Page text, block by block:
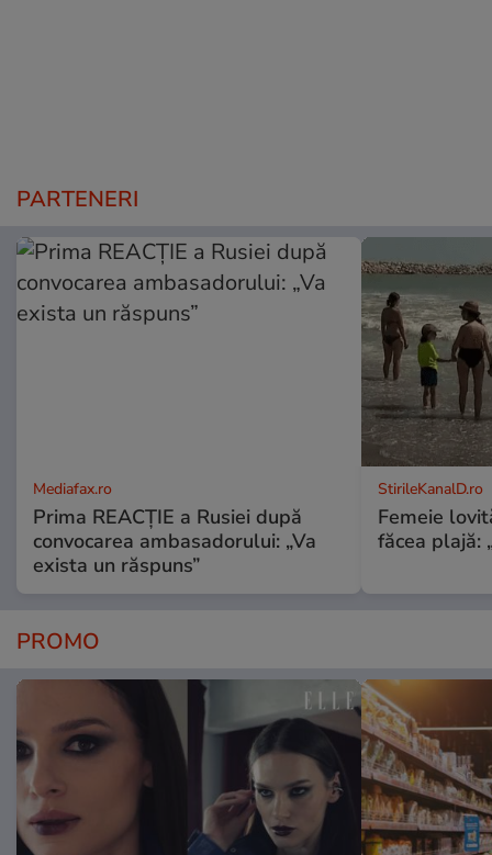
PARTENERI
Mediafax.ro
Prima REACȚIE a Rusiei după
convocarea ambasadorului: „Va
exista un răspuns”
StirileKanalD.ro
Femeie
făcea plajă:
PROMO